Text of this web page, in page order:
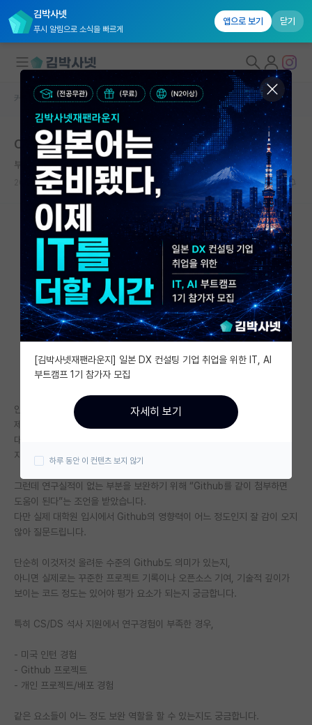
김박사넷
푸시 알림으로 소식을 빠르게
앱으로 보기 닫기
대학원생 모집
국내대학원 정보
연구실&오픈랩
커뮤니티
커뮤니티 홈
전체글보기
베스트 게시판
IF 명예의전당
자유 게시판(아무개랩)
미국 유학 게시판
미국 대학원 합격 후기 게시판
대학원생 모집 게시판
연구실(PI) 홍보 게시판
석박사 채용 정보 게시판
임용 정보 게시판
학부 인턴 게시판
취업 게시판
임용 후기 게시판
인문사회 계열 게시판
커뮤니티 홈 미국 유학 게시판
CS 석사 지원 시 Github 영향력이 클까요?
부지런한 버트런드 러셀
2026.05.19 3 921
안녕하세요, 현재 석사로 cs와 ds를 준비중인 대학생입니다!
제가 석사는 생각한지 얼마되지 않아 연구실적이 없습니다.
대신 미국 기업에서 1년 정도 인턴십을 진행한 경험이 있어, 이를 중심으로
지원서를 준비하려고 합니다.
그런데 연구실적이 없는 부분을 보완하기 위해 “Github를 같이 첨부하면
도움이 된다”는 조언을 받았습니다.
다만 실제 대학원 입시에서 Github의 영향력이 어느 정도인지 잘 감이 오지
않아 질문드립니다.
단순히 이것저것 올려둔 수준의 Github도 의미가 있는지,
아니면 실제로는 꾸준한 프로젝트 기록이나 오픈소스 기여, 기술적 깊이가
보이는 코드 정도는 있어야 평가 요소가 되는지 궁금합니다.
특히 CS/DS 석사 지원에서 연구경험이 부족한 경우,
- 미국 인턴 경험
- Github 프로젝트
- 개인 프로젝트/배포 경험
같은 요소들이 어느 정도 보완 역할을 할 수 있는지도 궁금합니다.
[김박사넷재팬라운지] 일본 DX 컨설팅 기업 취업을 위한 IT, AI
부트캠프 1기 참가자 모집
자세히 보기
하루 동안 이 컨텐츠 보지 않기